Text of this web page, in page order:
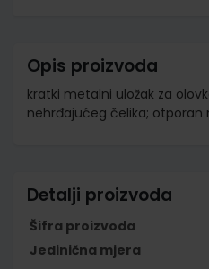
Opis proizvoda
kratki metalni uložak za
nehrđajućeg čelika; otporan
Detalji proizvoda
Šifra proizvoda
Jedinična mjera